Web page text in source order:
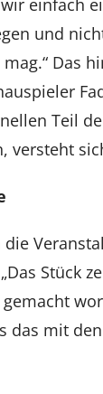
einfach
und
Das
Teil
versteht
Stück
das mit